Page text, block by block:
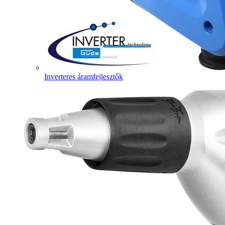
Inverteres áramfejlesztők